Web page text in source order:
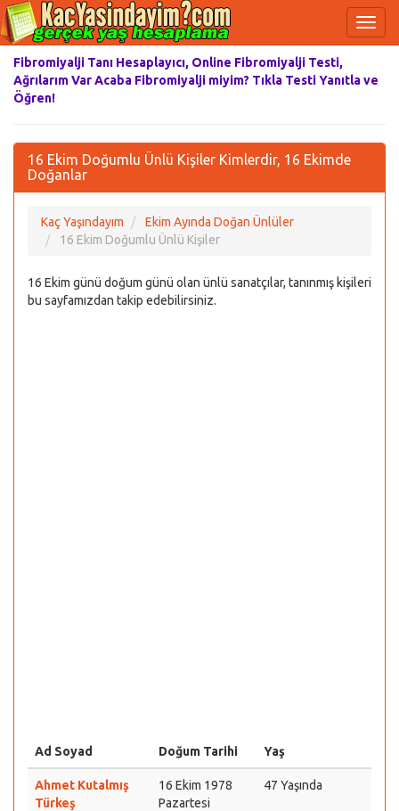
Fibromiyalji Tanı Hesaplayıcı, Online Fibromiyalji Testi,
Ağrılarım Var Acaba Fibromiyalji miyim? Tıkla Testi Yanıtla ve
Öğren!
16 Ekim Doğumlu Ünlü Kişiler Kimlerdir, 16 Ekimde
Doğanlar
Kaç Yaşındayım
Ekim Ayında Doğan Ünlüler
16 Ekim Doğumlu Ünlü Kişiler
16 Ekim günü doğum günü olan ünlü sanatçılar, tanınmış kişileri
bu sayfamızdan takip edebilirsiniz.
Ad Soyad Doğum Tarihi Yaş
Ahmet Kutalmış
Türkeş
16 Ekim 1978
Pazartesi
47 Yaşında